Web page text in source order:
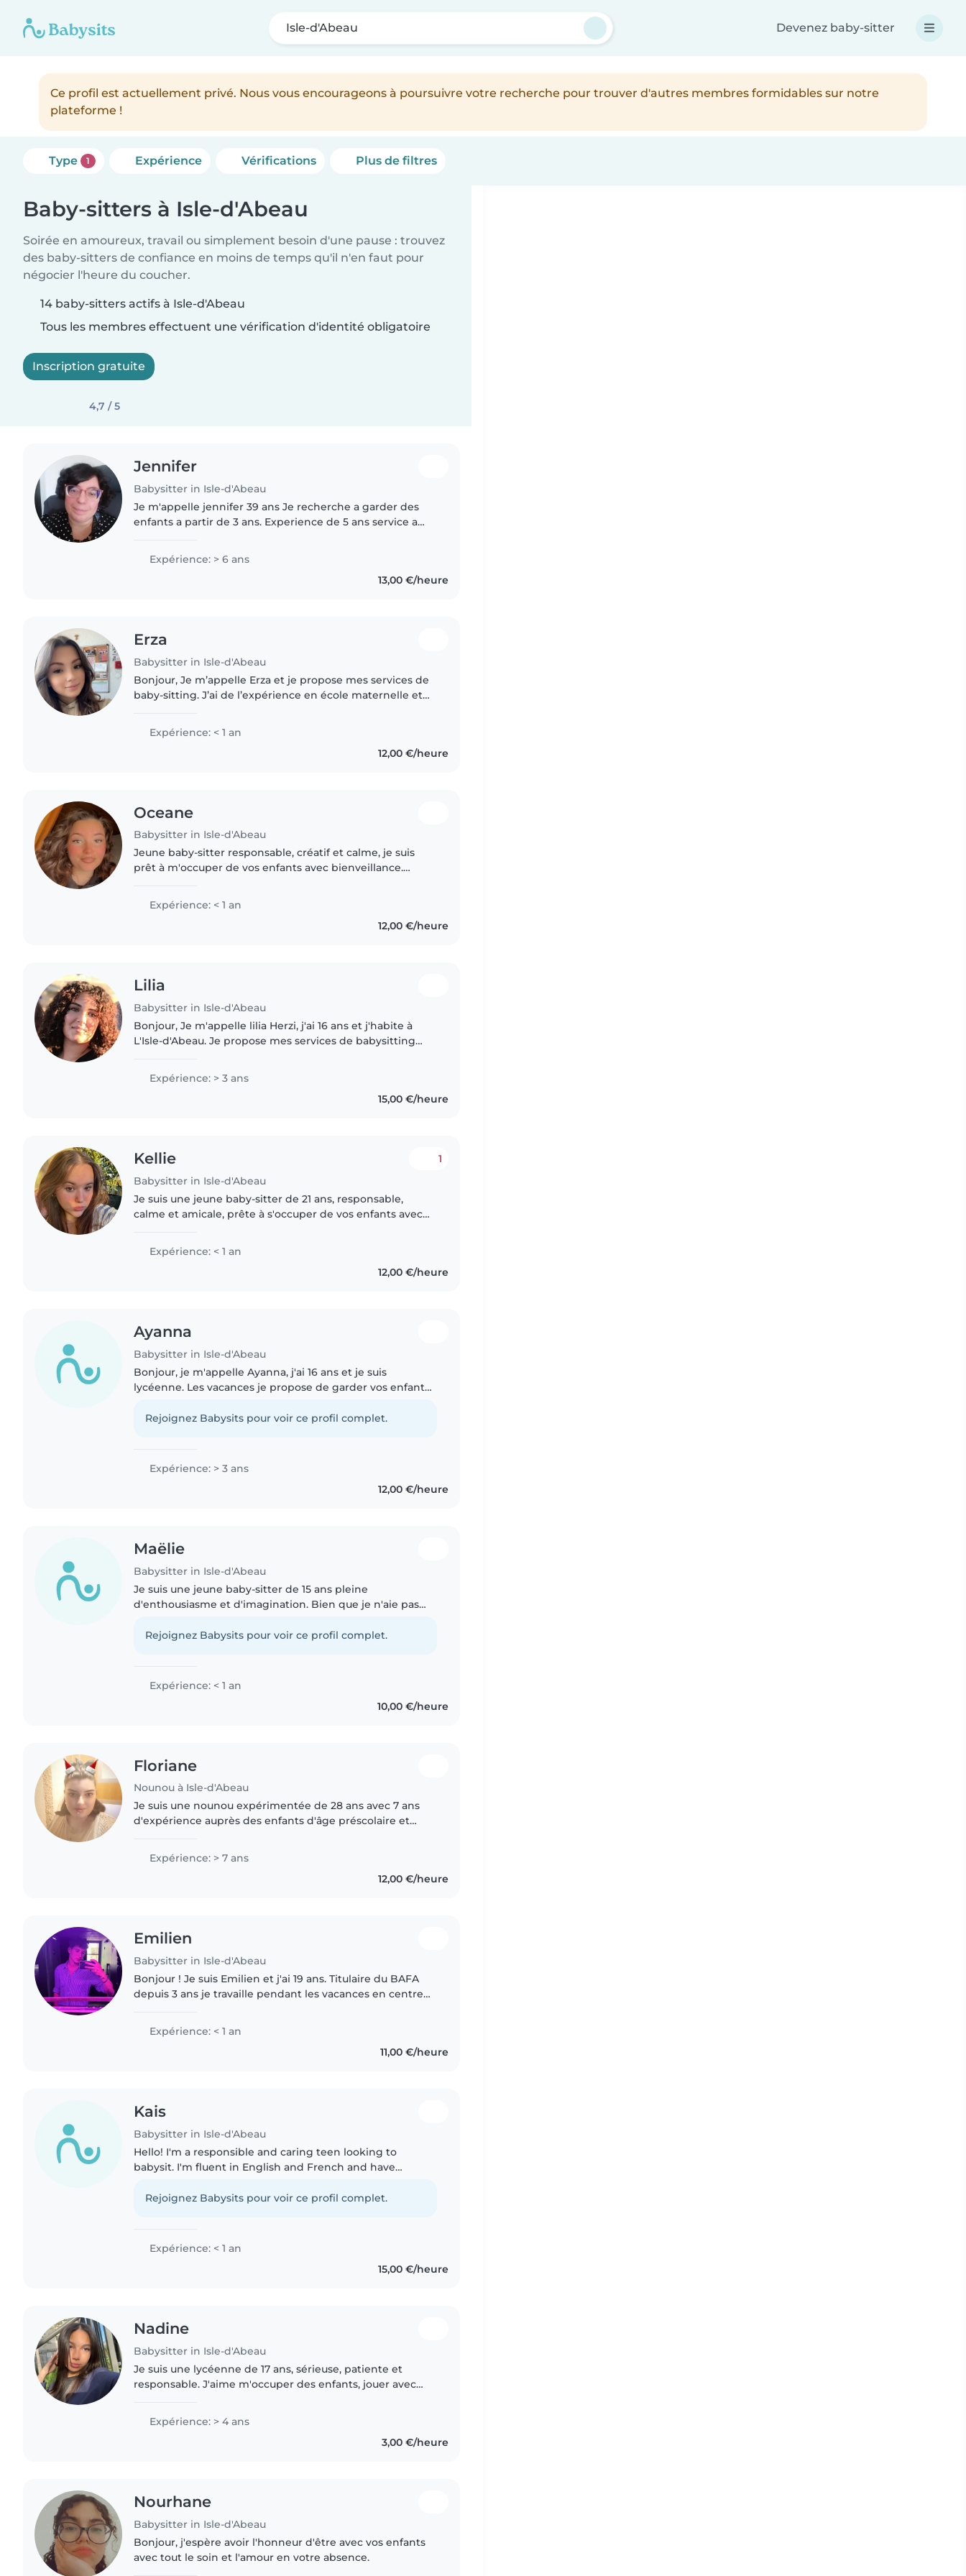
Isle-d'Abeau Devenez baby-sitter
Ce profil est actuellement privé. Nous vous encourageons à poursuivre votre recherche pour trouver d'autres membres formidables sur notre
plateforme !
Type 1 Expérience Vérifications Plus de filtres
Baby-sitters à Isle-d'Abeau
Soirée en amoureux, travail ou simplement besoin d'une pause : trouvez
des baby-sitters de confiance en moins de temps qu'il n'en faut pour
négocier l'heure du coucher.
14 baby-sitters actifs à Isle-d'Abeau
Tous les membres effectuent une vérification d'identité obligatoire
Inscription gratuite
4,7 / 5
Jennifer
Babysitter in Isle-d'Abeau
Je m'appelle jennifer 39 ans Je recherche a garder des
enfants a partir de 3 ans. Experience de 5 ans service a
serieuse Disponible..
Expérience: > 6 ans
13,00 €/heure
Erza
Babysitter in Isle-d'Abeau
Bonjour, Je m’appelle Erza et je propose mes services de
baby-sitting. J’ai de l’expérience en école maternelle et
Expérience: < 1 an
12,00 €/heure
Oceane
Babysitter in Isle-d'Abeau
Jeune baby-sitter responsable, créatif et calme, je suis
prêt à m'occuper de vos enfants avec bienveillance.
animaux, la cuisine..
Expérience: < 1 an
12,00 €/heure
Lilia
Babysitter in Isle-d'Abeau
Bonjour, Je m'appelle lilia Herzi, j'ai 16 ans et j'habite à
L'Isle-d'Abeau. Je propose mes services de babysitting
Expérience: > 3 ans
15,00 €/heure
Kellie
Babysitter in Isle-d'Abeau
1
Je suis une jeune baby-sitter de 21 ans, responsable,
calme et amicale, prête à s'occuper de vos enfants avec
domaine de la garde..
Expérience: < 1 an
12,00 €/heure
Ayanna
Babysitter in Isle-d'Abeau
Bonjour, je m'appelle Ayanna, j'ai 16 ans et je suis
lycéenne. Les vacances je propose de garder vos enfants
sœurs et cousins,..
Rejoignez Babysits pour voir ce profil complet.
Expérience: > 3 ans
12,00 €/heure
Maëlie
Babysitter in Isle-d'Abeau
Je suis une jeune baby-sitter de 15 ans pleine
d'enthousiasme et d'imagination. Bien que je n'aie pas
travailler avec des..
Rejoignez Babysits pour voir ce profil complet.
Expérience: < 1 an
10,00 €/heure
Floriane
Nounou à Isle-d'Abeau
Je suis une nounou expérimentée de 28 ans avec 7 ans
d'expérience auprès des enfants d'âge préscolaire et
faire la lecture,..
Expérience: > 7 ans
12,00 €/heure
Emilien
Babysitter in Isle-d'Abeau
Bonjour ! Je suis Emilien et j'ai 19 ans. Titulaire du BAFA
depuis 3 ans je travaille pendant les vacances en centre
camping..
Expérience: < 1 an
11,00 €/heure
Kais
Babysitter in Isle-d'Abeau
Hello! I'm a responsible and caring teen looking to
babysit. I'm fluent in English and French and have
reading, and music and..
Rejoignez Babysits pour voir ce profil complet.
Expérience: < 1 an
15,00 €/heure
Nadine
Babysitter in Isle-d'Abeau
Je suis une lycéenne de 17 ans, sérieuse, patiente et
responsable. J'aime m'occuper des enfants, jouer avec
être. Grâce à..
Expérience: > 4 ans
3,00 €/heure
Nourhane
Babysitter in Isle-d'Abeau
Bonjour, j'espère avoir l'honneur d'être avec vos enfants
avec tout le soin et l'amour en votre absence.